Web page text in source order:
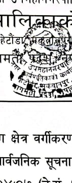
सुरुङको
हस्तान्तरण
र परिचयपत्र
संकलन सेवा बन्द
थप